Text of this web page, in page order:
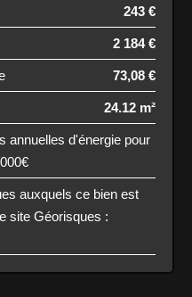
243 €
2 184 €
73,08 €
24.12 m²
annuelles d'énergie pour
auxquels ce bien est
site Géorisques :